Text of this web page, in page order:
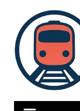
contenido